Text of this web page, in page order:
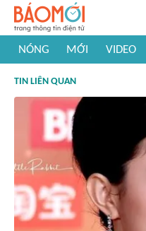
NÓNG MỚI VIDEO
#Khám phá thế giới
TIN LIÊN QUAN